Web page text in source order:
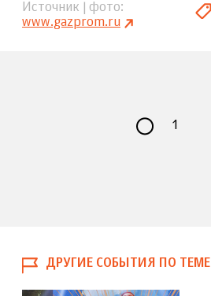
Источник | фото
www.gazprom.ru
1
ДРУГИЕ СОБЫТИЯ ПО ТЕМЕ